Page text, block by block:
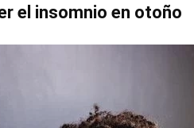
el insomnio en otoño